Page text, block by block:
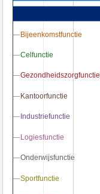
Bijeenkomstfunctie
Bijeenkomstfunctie
Celfunctie
Celfunctie
Gezondheidszorgfunctie
Gezondheidszorgfunctie
Kantoorfunctie
Kantoorfunctie
Industriefunctie
Industriefunctie
Logiesfunctie
Logiesfunctie
Onderwijsfunctie
Onderwijsfunctie
Sportfunctie
Sportfunctie